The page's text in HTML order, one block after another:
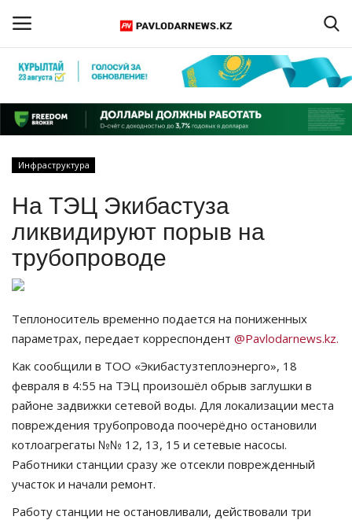
Регистрация
Главная
ПАВЛОДАРСКАЯ ОБЛАСТЬ
КАЗАХСТАН
СПЕЦПРОЕКТЫ
СПОРТ
Чек-лист
РАЗВЛЕЧЕНИЯ
Инфраструктура
На ТЭЦ Экибастуза
ликвидируют порыв на
трубопроводе
Теплоноситель временно подается на пониженных
параметрах, передает корреспондент @Pavlodarnews.kz.
Как сообщили в ТОО «Экибастузтеплоэнерго», 18
февраля в 4:55 на ТЭЦ произошёл обрыв заглушки в
районе задвижки сетевой воды. Для локализации места
повреждения трубопровода поочерёдно остановили
котлоагрегаты №№ 12, 13, 15 и сетевые насосы.
Работники станции сразу же отсекли поврежденный
участок и начали ремонт.
Работу станции не остановливали, действовали три